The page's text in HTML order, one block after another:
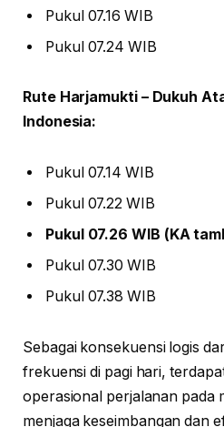
Pukul 07.16 WIB
Pukul 07.24 WIB
Rute Harjamukti – Dukuh
Indonesia:
Pukul 07.14 WIB
Pukul 07.22 WIB
Pukul 07.26 WIB (KA
Pukul 07.30 WIB
Pukul 07.38 WIB
Sebagai konsekuensi logis
frekuensi di pagi hari,
operasional perjalanan pada
menjaga keseimbangan dan